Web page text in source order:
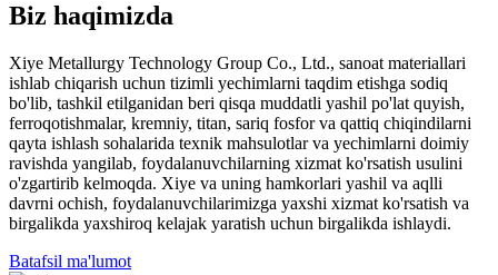
Biz haqimizda
Xiye Metallurgy Technology Group Co., Ltd., sanoat materiallari
ishlab chiqarish uchun tizimli yechimlarni taqdim etishga sodiq
bo'lib, tashkil etilganidan beri qisqa muddatli yashil po'lat quyish,
ferroqotishmalar, kremniy, titan, sariq fosfor va qattiq chiqindilarni
qayta ishlash sohalarida texnik mahsulotlar va yechimlarni doimiy
ravishda yangilab, foydalanuvchilarning xizmat ko'rsatish usulini
o'zgartirib kelmoqda. Xiye va uning hamkorlari yashil va aqlli
davrni ochish, foydalanuvchilarimizga yaxshi xizmat ko'rsatish va
birgalikda yaxshiroq kelajak yaratish uchun birgalikda ishlaydi.
Batafsil ma'lumot